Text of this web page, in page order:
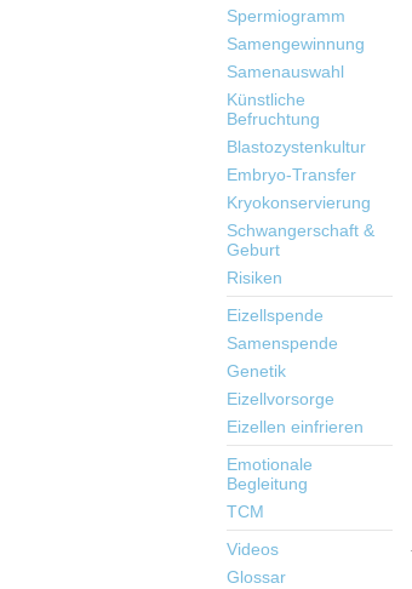
Spermiogramm
Samengewinnung
Samenauswahl
Künstliche
Befruchtung
Blastozystenkultur
Embryo-Transfer
Kryokonservierung
Schwangerschaft &
Geburt
Risiken
Eizellspende
Samenspende
Genetik
Eizellvorsorge
Eizellen einfrieren
Emotionale
Begleitung
TCM
Videos
Glossar